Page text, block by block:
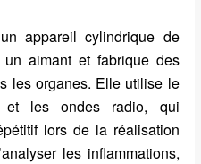
appareil cylindrique de
aimant et fabrique des
les organes. Elle utilise le
et les ondes radio, qui
lors de la réalisation
les inflammations,